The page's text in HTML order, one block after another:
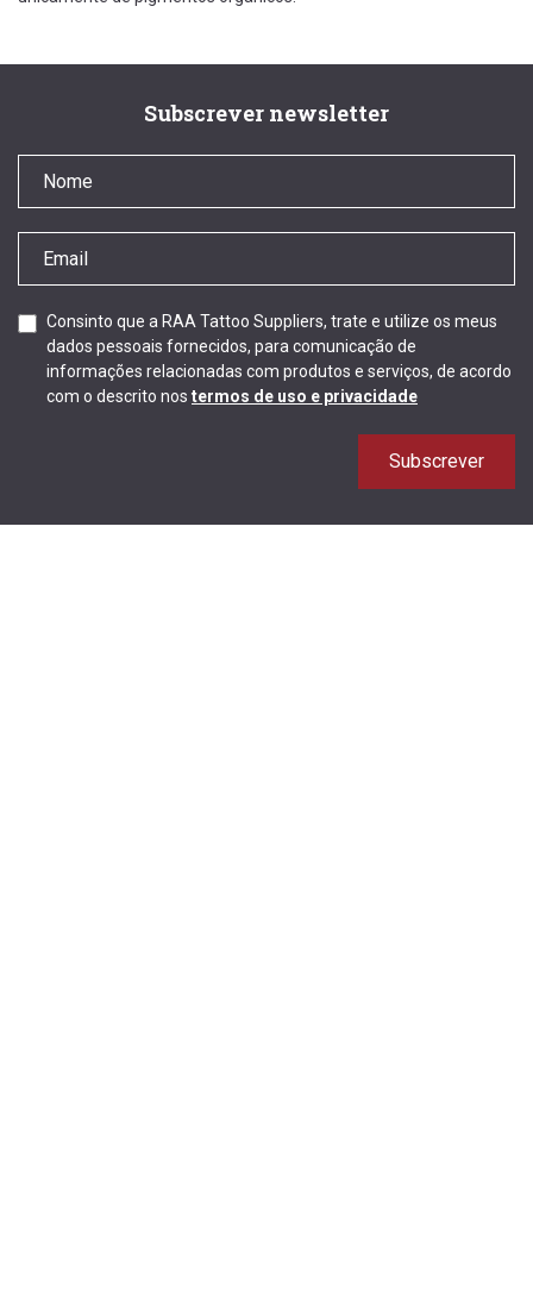
Subscrever newsletter
Consinto que a RAA Tattoo Suppliers, trate e utilize os meus
dados pessoais fornecidos, para comunicação de
informações relacionadas com produtos e serviços, de acordo
com o descrito nos termos de uso e privacidade
Subscrever